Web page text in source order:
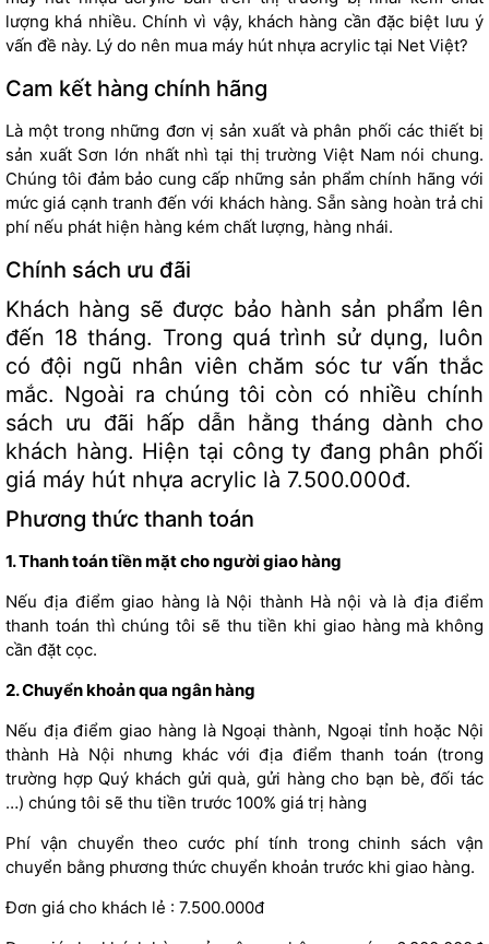
lượng khá nhiều. Chính vì vậy, khách hàng cần đặc biệt lưu ý
vấn đề này. Lý do nên mua máy hút nhựa acrylic tại Net Việt?
Cam kết hàng chính hãng
Là một trong những đơn vị sản xuất và phân phối các thiết bị
sản xuất Sơn lớn nhất nhì tại thị trường Việt Nam nói chung.
Chúng tôi đảm bảo cung cấp những sản phẩm chính hãng với
mức giá cạnh tranh đến với khách hàng. Sẵn sàng hoàn trả chi
phí nếu phát hiện hàng kém chất lượng, hàng nhái.
Chính sách ưu đãi
Khách hàng sẽ được bảo hành sản phẩm lên
đến 18 tháng. Trong quá trình sử dụng, luôn
có đội ngũ nhân viên chăm sóc tư vấn thắc
mắc. Ngoài ra chúng tôi còn có nhiều chính
sách ưu đãi hấp dẫn hằng tháng dành cho
khách hàng. Hiện tại công ty đang phân phối
giá máy hút nhựa acrylic là 7.500.000đ.
Phương thức thanh toán
1. Thanh toán tiền mặt cho người giao hàng
Nếu địa điểm giao hàng là Nội thành Hà nội và là địa điểm
thanh toán thì chúng tôi sẽ thu tiền khi giao hàng mà không
cần đặt cọc.
2. Chuyển khoản qua ngân hàng
Nếu địa điểm giao hàng là Ngoại thành, Ngoại tỉnh hoặc Nội
thành Hà Nội nhưng khác với địa điểm thanh toán (trong
trường hợp Quý khách gửi quà, gửi hàng cho bạn bè, đối tác
…) chúng tôi sẽ thu tiền trước 100% giá trị hàng
Phí vận chuyển theo cước phí tính trong chinh sách vận
chuyển bằng phương thức chuyển khoản trước khi giao hàng.
Đơn giá cho khách lẻ : 7.500.000đ